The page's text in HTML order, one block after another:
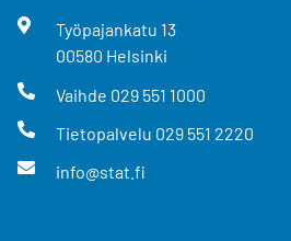
Työpajankatu 13
00580 Helsinki
Vaihde 029 551 1000
Tietopalvelu 029 551 2220
info@stat.fi